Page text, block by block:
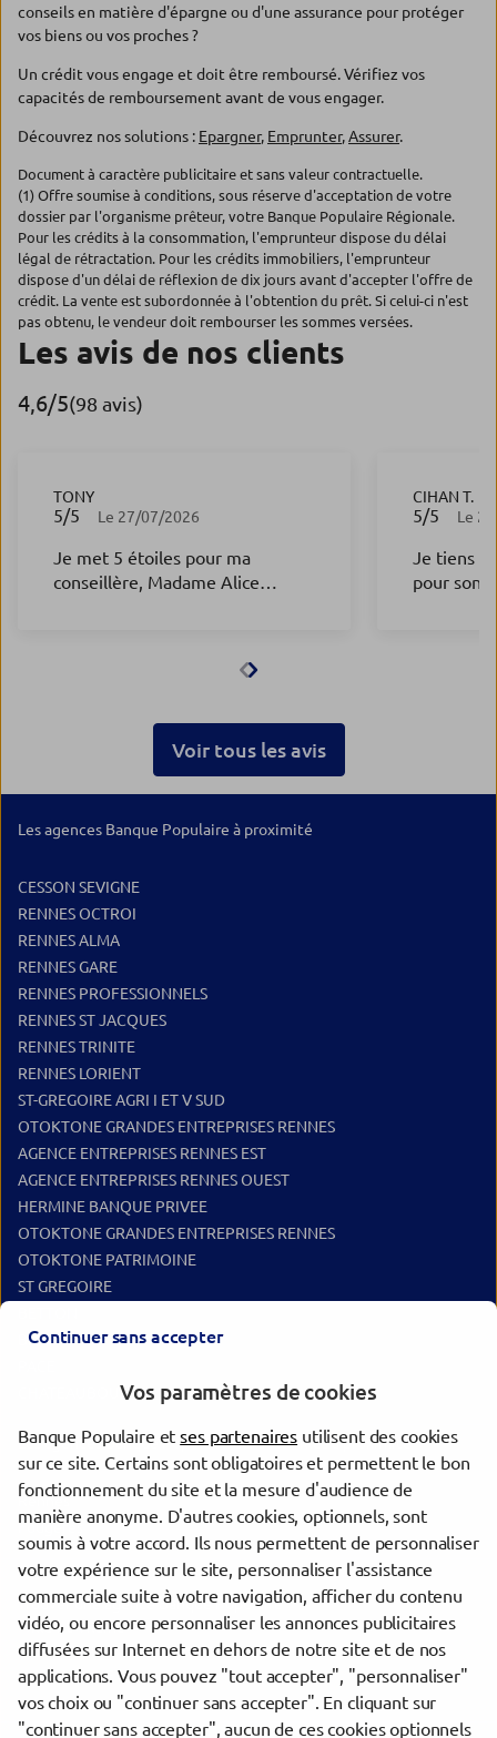
conseils en matière d'épargne ou d'une assurance pour protéger
vos biens ou vos proches ?
Un crédit vous engage et doit être remboursé. Vérifiez vos
capacités de remboursement avant de vous engager.
Découvrez nos solutions : Epargner, Emprunter,Assurer.
Document à caractère publicitaire et sans valeur contractuelle.
(1) Offre soumise à conditions, sous réserve d'acceptation de votre
dossier par l'organisme prêteur, votre Banque Populaire Régionale.
Pour les crédits à la consommation, l'emprunteur dispose du délai
légal de rétractation. Pour les crédits immobiliers, l'emprunteur
dispose d'un délai de réflexion de dix jours avant d'accepter l'offre de
crédit. La vente est subordonnée à l'obtention du prêt. Si celui-ci n'est
pas obtenu, le vendeur doit rembourser les sommes versées.
Les avis de nos clients
4,6/5 Note de 4.6 sur 5
(98 avis)
5/5 Note de 5 sur 5
Le 27/07/2026
Je met 5 étoiles pour ma
conseillère, Madame Alice
TONY
5/5 Note de 5
Le
Je tiens à
pour son
CIHAN T.
Voir tous les avis
Les agences Banque Populaire à proximité
CESSON SEVIGNE
RENNES OCTROI
RENNES ALMA
RENNES GARE
RENNES PROFESSIONNELS
RENNES ST JACQUES
RENNES TRINITE
RENNES LORIENT
ST-GREGOIRE AGRI I ET V SUD
OTOKTONE GRANDES ENTREPRISES RENNES
AGENCE ENTREPRISES RENNES EST
AGENCE ENTREPRISES RENNES OUEST
HERMINE BANQUE PRIVEE
OTOKTONE GRANDES ENTREPRISES RENNES
OTOKTONE PATRIMOINE
ST GREGOIRE
BRUZ
CHATEAUBOURG
Les agences Banque Populaire dans les villes à proximité
Rennes
Fougères
Trouver une agence Banque Populaire
Ille-et-Vilaine
Chantepie
CHANTEPIE
Continuer sans accepter
Vos paramètres de cookies
Banque Populaire etses partenaires utilisent des cookies
sur ce site. Certains sont obligatoires et permettent le bon
fonctionnement du site et la mesure d'audience de
manière anonyme. D'autres cookies, optionnels, sont
soumis à votre accord. Ils nous permettent de personnaliser
votre expérience sur le site, personnaliser l'assistance
commerciale suite à votre navigation, afficher du contenu
vidéo, ou encore personnaliser les annonces publicitaires
diffusées sur Internet en dehors de notre site et de nos
applications. Vous pouvez "tout accepter", "personnaliser"
vos choix ou "continuer sans accepter". En cliquant sur
"continuer sans accepter", aucun de ces cookies optionnels